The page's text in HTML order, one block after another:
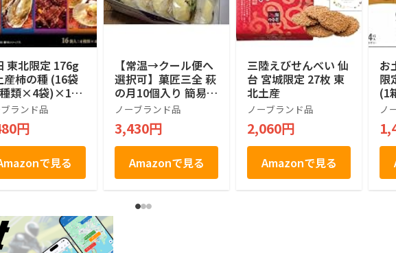
東北限定 176g
産柿の種 (16袋
類×4袋)×1箱
にんにく味 いか
醤油マヨネーズ
ほたてバター
ん風味
ランド品
円
で見る
【常温→クール便へ
選択可】菓匠三全 萩
の月10個入り 簡易箱
宮城お土産 仙台銘菓
ノーブランド品
3,430円
Amazonで見る
三陸えびせんべい 仙
台 宮城限定 27枚 東
北土産
ノーブランド品
2,060円
Amazonで見る
お
限
(1
風
ノ